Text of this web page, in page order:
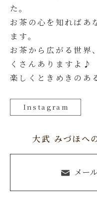
た。
お茶の心を知ればあ
ます。
お茶から広がる世界
くさんありますよ♪
楽しくときめきのあ
Instagram
大武 みづほへ
メー